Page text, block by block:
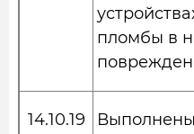
пломбы в
14.10.19 Выполнены